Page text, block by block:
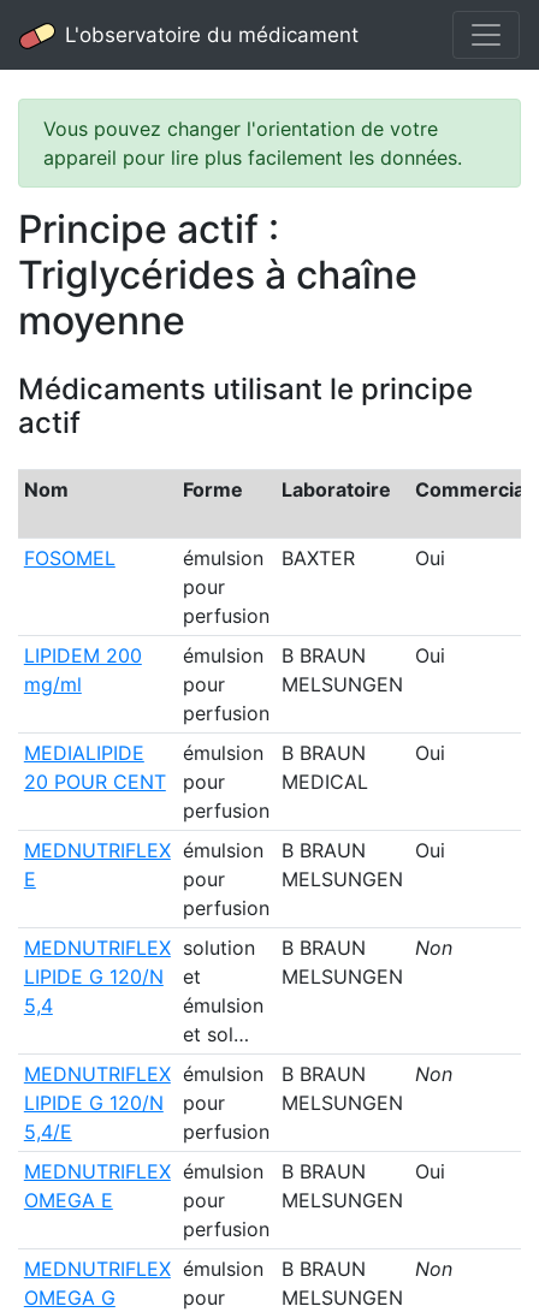
L'observatoire du médicament
Vous pouvez changer l'orientation de votre
appareil pour lire plus facilement les données.
Principe actif :
Triglycérides à chaîne
moyenne
Médicaments utilisant le principe
actif
Nom Forme Laboratoire
FOSOMEL
émulsion
pour
perfusion
BAXTER Oui
LIPIDEM 200
mg/ml
émulsion
pour
perfusion
B BRAUN
MELSUNGEN
Oui
MEDIALIPIDE
20 POUR CENT
émulsion
pour
perfusion
B BRAUN
MEDICAL
Oui
MEDNUTRIFLEX
E
émulsion
pour
perfusion
B BRAUN
MELSUNGEN
Oui
MEDNUTRIFLEX
LIPIDE G 120/N
5,4
solution
et
émulsion
et sol…
B BRAUN
MELSUNGEN
Non
MEDNUTRIFLEX
LIPIDE G 120/N
5,4/E
émulsion
pour
perfusion
B BRAUN
MELSUNGEN
Non
MEDNUTRIFLEX
OMEGA E
émulsion
pour
perfusion
B BRAUN
MELSUNGEN
Oui
MEDNUTRIFLEX
OMEGA G
émulsion
pour
B BRAUN
MELSUNGEN
Non